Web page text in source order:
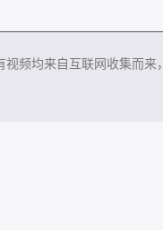
视频均来自互联网收集而